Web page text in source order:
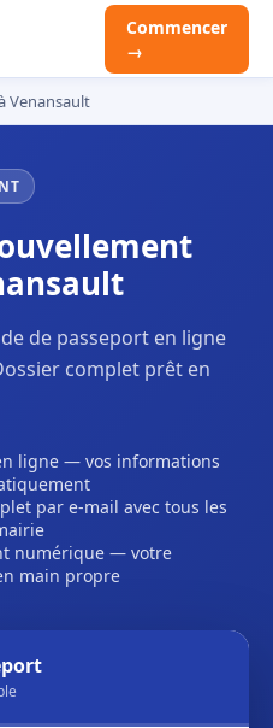
Commencer
→
Venansault
de passeport en ligne
complet prêt en
ligne — vos informations
par e-mail avec tous les
numérique — votre
main propre